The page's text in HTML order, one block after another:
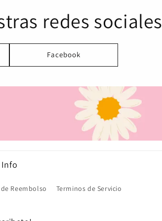
redes sociales
Facebook
Info
Reembolso Terminos de Servicio